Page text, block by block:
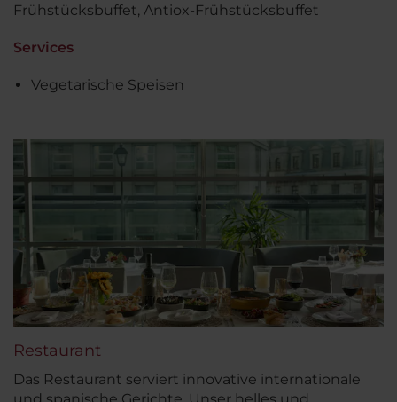
Frühstücksbuffet, Antiox-Frühstücksbuffet
Services
Vegetarische Speisen
Restaurant
Das Restaurant serviert innovative internationale